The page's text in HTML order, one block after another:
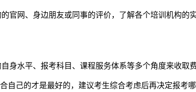
网、身边朋友或同事的评价，了解各个培训机构的
水平、报考科目、课程服务体系等多个角度来收取费
己的才是最好的，建议考生综合考虑后再决定报考哪